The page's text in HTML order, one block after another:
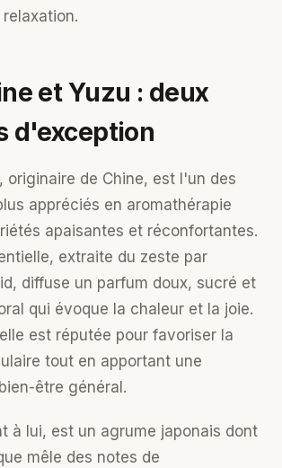
et Yuzu : deux
d'exception
originaire de Chine, est l'un des
appréciés en aromathérapie
apaisantes et réconfortantes.
extraite du zeste par
diffuse un parfum doux, sucré et
qui évoque la chaleur et la joie.
est réputée pour favoriser la
tout en apportant une
être général.
à lui, est un agrume japonais dont
mêle des notes de